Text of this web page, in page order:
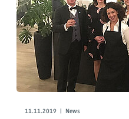
11.11.2019 | News